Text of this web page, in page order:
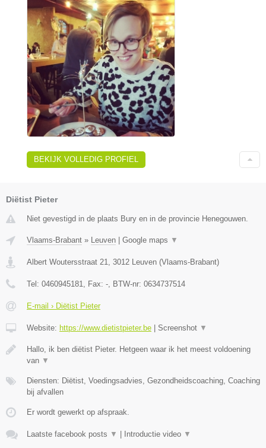
BEKIJK VOLLEDIG PROFIEL
Diëtist Pieter
Niet gevestigd in de plaats Bury en in de provincie Henegouwen.
Vlaams-Brabant » Leuven | Google maps ▼
Albert Woutersstraat 21 3012 Leuven (Vlaams-Brabant)
Tel: 0460945181 , Fax: - , BTW-nr: 0634737514
E-mail › Diëtist Pieter
Website: https://www.dietistpieter.be | Screenshot ▼
Hallo, ik ben diëtist Pieter. Hetgeen waar ik het meest voldoening
van ▼
Diensten: Diëtist, Voedingsadvies, Gezondheidscoaching, Coaching
bij afvallen
Er wordt gewerkt op afspraak.
Laatste facebook posts ▼ | Introductie video ▼